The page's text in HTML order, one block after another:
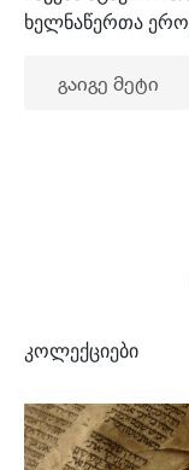
ხელნაწერთა
გაიგე მეტი
კოლექციები